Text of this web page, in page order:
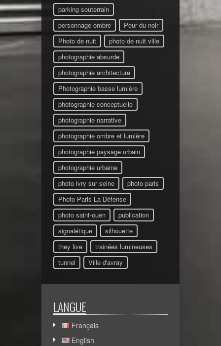
parking souterrain
personnage ombre
Peur du noir
Photo de nuit
photo de nuit ville
photographie absurde
photographie architecture
Photographie basse lumière
photographie conceptuelle
photographie narrative
photographie ombre et lumière
photographie paysage urbain
photographie urbaine
photo ivry sur seine
photo paris
Photo Paris La Défense
photo saint-ouen
publication
signalétique
silhouette
they live
trainées lumineuses
tunnel
Ville d'avray
LANGUE
Français
English